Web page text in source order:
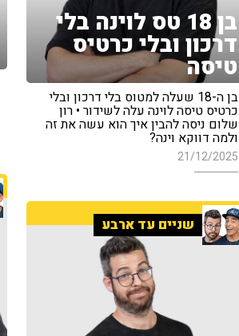
בן 18 טס לוינה בלי
דרכון ובלי כרטיס
טיסה
בן ה-18 שעלה למטוס בלי דרכון ובלי
כרטיס טיסה לוינה עלה לשידור • רון
שלום ניסה להבין איך הוא עשה את זה
ולמה דווקא וינה?
21/12/2025
שניים עד ארבע